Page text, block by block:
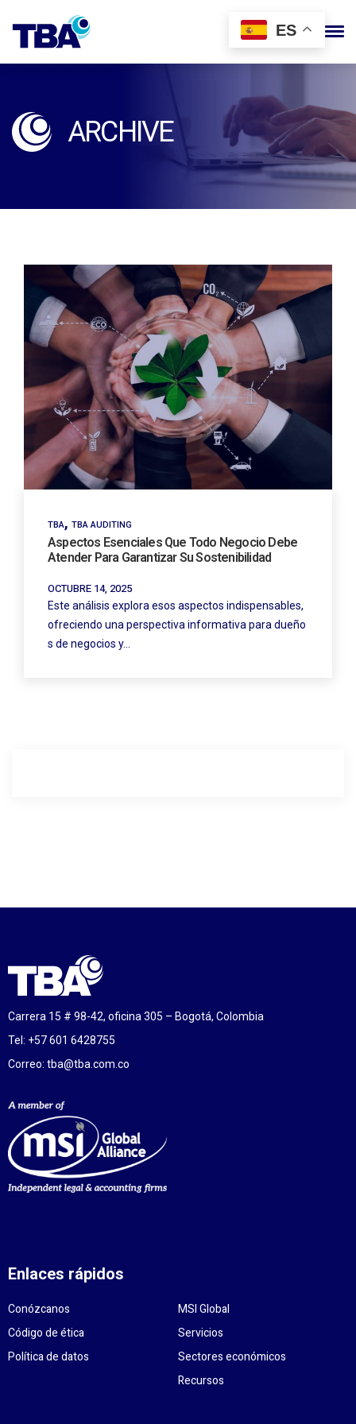
ES
ARCHIVE
TBA, TBA AUDITING
Aspectos Esenciales Que Todo Negocio Debe
Atender Para Garantizar Su Sostenibilidad
OCTUBRE 14, 2025
Este análisis explora esos aspectos indispensables,
ofreciendo una perspectiva informativa para dueño
s de negocios y…
Carrera 15 # 98-42, oficina 305 – Bogotá, Colombia
Tel: +57 601 6428755
Correo: tba@tba.com.co
Enlaces rápidos
Conózcanos
MSI Global
Código de ética
Servicios
Política de datos
Sectores económicos
Recursos